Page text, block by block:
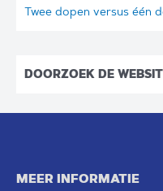
Twee dopen versus één
DOORZOEK DE
MEER INFORMATIE